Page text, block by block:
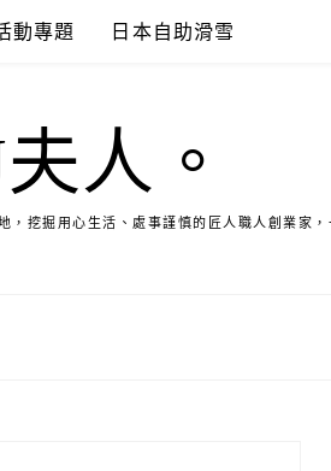
動專題 日本自助滑雪
人。
挖掘用心生活、處事謹慎的匠人職人創業家，